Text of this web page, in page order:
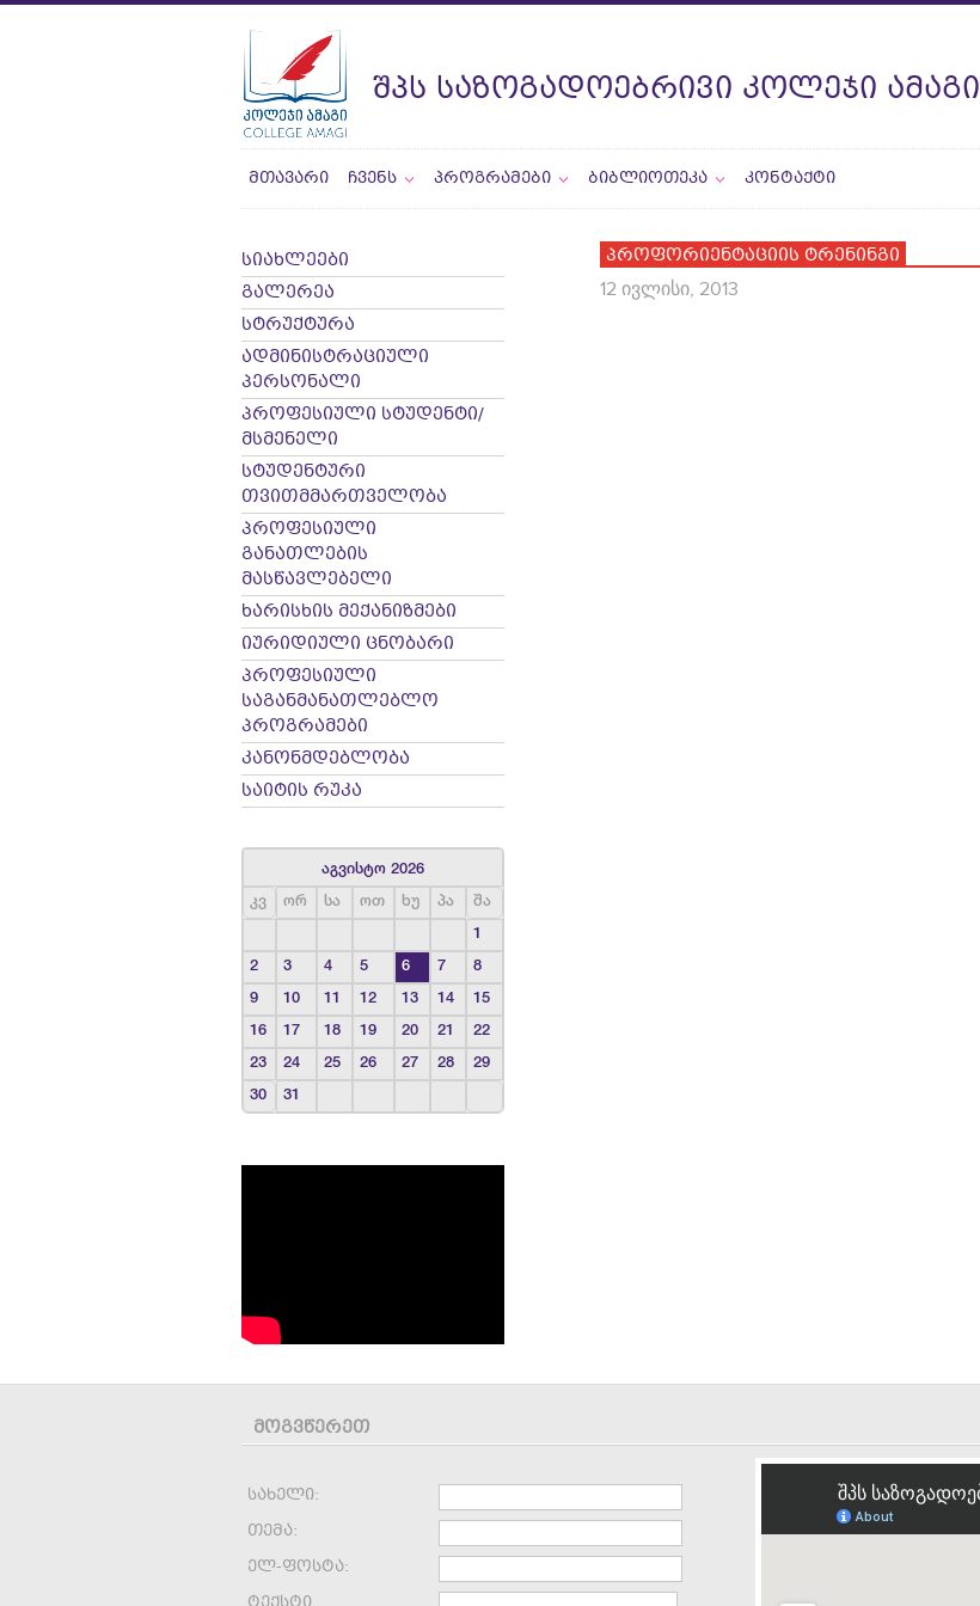
ᲨᲞᲡ ᲡᲐᲖᲝᲒᲐᲓᲝᲔᲑᲠᲘᲕᲘ ᲙᲝᲚᲔᲯᲘ ᲐᲛᲐᲒᲘ
ᲛᲗᲐᲕᲐᲠᲘ ᲩᲕᲔᲜᲡ ᲞᲠᲝᲒᲠᲐᲛᲔᲑᲘ ᲑᲘᲑᲚᲘᲝᲗᲔᲙᲐ ᲙᲝᲜᲢᲐᲥᲢᲘ
პროფორიენტაციის ტრენინგი
12 ივლისი, 2013
სიახლეები
გალერეა
სტრუქტურა
ადმინისტრაციული
პერსონალი
პროფესიული სტუდენტი/
მსმენელი
სტუდენტური
თვითმმართველობა
პროფესიული
განათლების
მასწავლებელი
ხარისხის მექანიზმები
იურიდიული ცნობარი
პროფესიული
საგანმანათლებლო
პროგრამები
კანონმდებლობა
საიტის რუკა
აგვისტო 2026
კვ
ორ სა ოთ ხუ პა
შა
1
2
3 4 5 6 7
8
9
10 11 12 13 14
15
16
17 18 19 20 21
22
23
24 25 26 27 28
29
30
31
მოგვწერეთ
სახელი:
თემა:
ელ-ფოსტა: